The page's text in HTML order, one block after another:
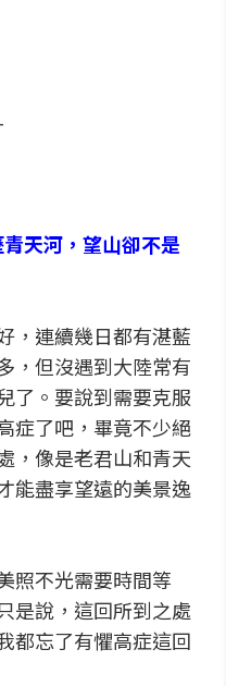
天河，望山卻不是
，連續幾日都有湛藍
，但沒遇到大陸常有
了。要說到需要克服
症了吧，畢竟不少絕
，像是老君山和青天
能盡享望遠的美景逸
照不光需要時間等
是說，這回所到之處
都忘了有懼高症這回